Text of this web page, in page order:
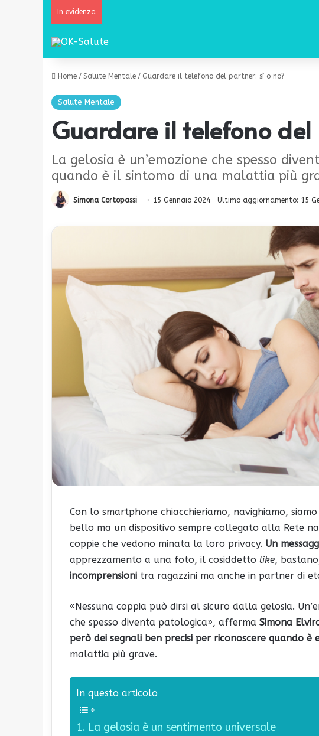
In evidenza
Home / Salute Mentale / Guardare il telefono del partner: sì o no?
Salute Mentale
Guardare il telefono del
La gelosia è un’emozione che spesso
quando è il sintomo di una malattia più
Simona Cortopassi 15 Gennaio 2024 Ultimo aggiornamento: 15
Con lo smartphone chiacchieriamo, navighiamo,
bello ma un dispositivo sempre collegato alla Rete
coppie che vedono minata la loro privacy. Un
apprezzamento a una foto, il cosiddetto like,
incomprensioni tra ragazzini ma anche in partner di
«Nessuna coppia può dirsi al sicuro dalla gelosia.
che spesso diventa patologica», afferma Simona
però dei segnali ben precisi per riconoscere quando è
malattia più grave.
In questo articolo
La gelosia è un sentimento universale